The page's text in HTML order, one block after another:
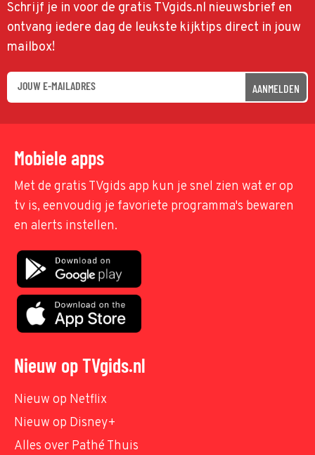
Schrijf je in voor de gratis TVgids.nl nieuwsbrief en
ontvang iedere dag de leukste kijktips direct in jouw
mailbox!
AANMELDEN
Mobiele apps
Met de gratis TVgids app kun je snel zien wat er op
tv is, eenvoudig je favoriete programma's bewaren
en alerts instellen.
Nieuw op TVgids.nl
Nieuw op Netflix
Nieuw op Disney+
Alles over Pathé Thuis